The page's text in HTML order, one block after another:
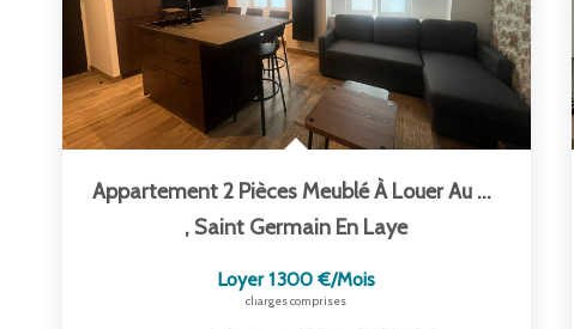
Appartement 2 Pièces Meublé À Louer Au Centre-Ville De...
, Saint Germain En Laye
Loyer 1 300 €/mois
charges comprises